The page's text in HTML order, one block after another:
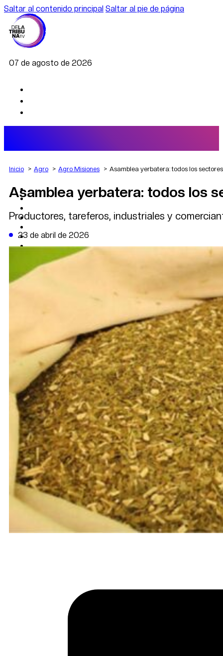
Saltar al contenido principal Saltar al pie de página
07 de agosto de 2026
AGRO
DEPORTES
POLÍTICA
DATA FIRME
DE LA TRIBUNA TV
Inicio Agro Agro Misiones Asamblea yerbatera: todos los
Asamblea yerbatera: todos los
Productores, tareferos, industriales y
23 de abril de 2026